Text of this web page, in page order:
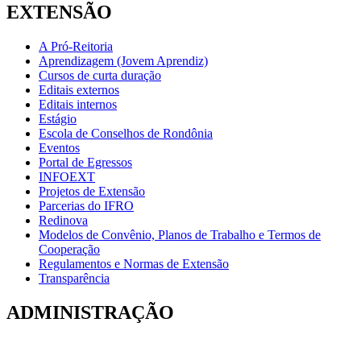
EXTENSÃO
A Pró-Reitoria
Aprendizagem (Jovem Aprendiz)
Cursos de curta duração
Editais externos
Editais internos
Estágio
Escola de Conselhos de Rondônia
Eventos
Portal de Egressos
INFOEXT
Projetos de Extensão
Parcerias do IFRO
Redinova
Modelos de Convênio, Planos de Trabalho e Termos de
Cooperação
Regulamentos e Normas de Extensão
Transparência
ADMINISTRAÇÃO